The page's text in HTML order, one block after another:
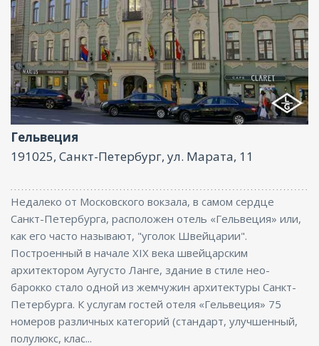
Ресторан, Бар, Интернет, Конференц-зал
Гельвеция
191025, Санкт-Петербург, ул. Марата, 11
Недалеко от Московского вокзала, в самом сердце
Санкт-Петербурга, расположен отель «Гельвеция» или,
как его часто называют, "уголок Швейцарии".
Построенный в начале XIX века швейцарским
архитектором Аугусто Ланге, здание в стиле нео-
барокко стало одной из жемчужин архитектуры Санкт-
Петербурга. К услугам гостей отеля «Гельвеция» 75
номеров различных категорий (стандарт, улучшенный,
полулюкс, клас...